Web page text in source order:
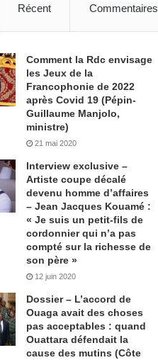
Récent Commentaires
Comment la Rdc envisage
les Jeux de la
Francophonie de 2022
après Covid 19 (Pépin-
Guillaume Manjolo,
ministre)
21 mai 2020
Interview exclusive –
Artiste coupe décalé
devenu homme d’affaires
– Jean Jacques Kouamé :
« Je suis un petit-fils de
cordonnier qui n’a pas
compté sur la richesse de
son père »
12 juin 2020
Dossier – L’accord de
Ouaga avait des choses
pas acceptables : quand
Ouattara défendait la
cause des mutins (Côte